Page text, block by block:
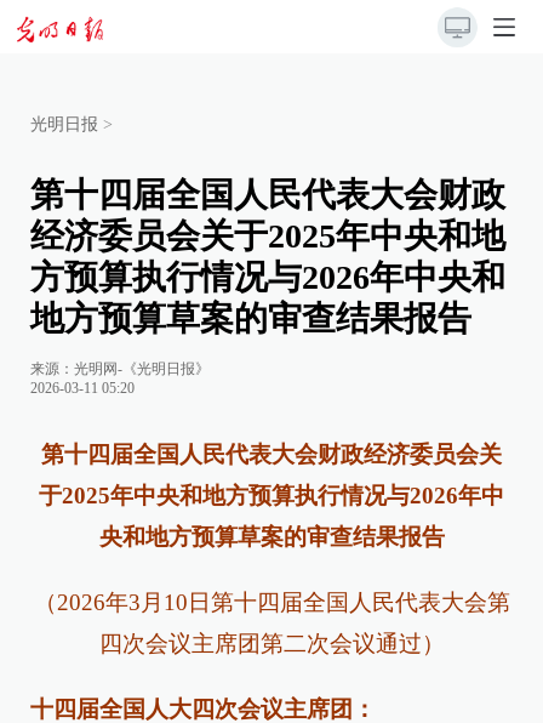
光明日报 >
第十四届全国人民代表大会财政
经济委员会关于2025年中央和地
方预算执行情况与2026年中央和
地方预算草案的审查结果报告
来源： 光明网-《光明日报》
2026-03-11 05:20
第十四届全国人民代表大会财政经济委员会关
于2025年中央和地方预算执行情况与2026年中
央和地方预算草案的审查结果报告
（2026年3月10日第十四届全国人民代表大会第
四次会议主席团第二次会议通过）
十四届全国人大四次会议主席团：